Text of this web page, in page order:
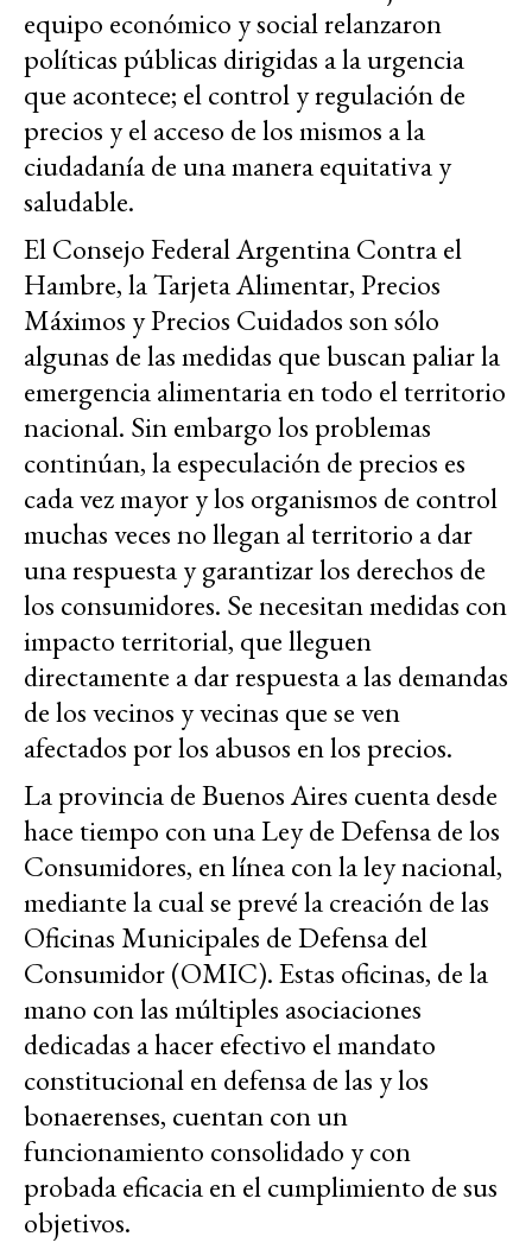
equipo económico y social relanzaron
políticas públicas dirigidas a la urgencia
que acontece; el control y regulación de
precios y el acceso de los mismos a la
ciudadanía de una manera equitativa y
saludable.
El Consejo Federal Argentina Contra el
Hambre, la Tarjeta Alimentar, Precios
Máximos y Precios Cuidados son sólo
algunas de las medidas que buscan paliar la
emergencia alimentaria en todo el territorio
nacional. Sin embargo los problemas
continúan, la especulación de precios es
cada vez mayor y los organismos de control
muchas veces no llegan al territorio a dar
una respuesta y garantizar los derechos de
los consumidores. Se necesitan medidas con
impacto territorial, que lleguen
directamente a dar respuesta a las demandas
de los vecinos y vecinas que se ven
afectados por los abusos en los precios.
La provincia de Buenos Aires cuenta desde
hace tiempo con una Ley de Defensa de los
Consumidores, en línea con la ley nacional,
mediante la cual se prevé la creación de las
Oficinas Municipales de Defensa del
Consumidor (OMIC). Estas oficinas, de la
mano con las múltiples asociaciones
dedicadas a hacer efectivo el mandato
constitucional en defensa de las y los
bonaerenses, cuentan con un
funcionamiento consolidado y con
probada eficacia en el cumplimiento de sus
objetivos.